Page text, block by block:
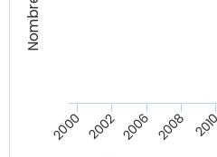
2000 2002 2006 2008 2010